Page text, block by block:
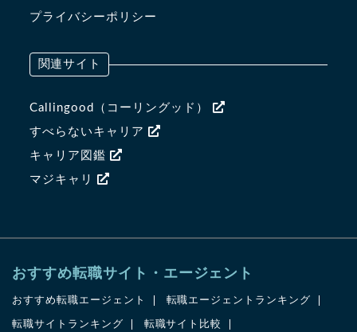
プライバシーポリシー
関連サイト
Callingood（コーリングッド）
すべらないキャリア
キャリア図鑑
マジキャリ
おすすめ転職サイト・エージェント
おすすめ転職エージェント 転職エージェントランキング
転職サイトランキング 転職サイト比較